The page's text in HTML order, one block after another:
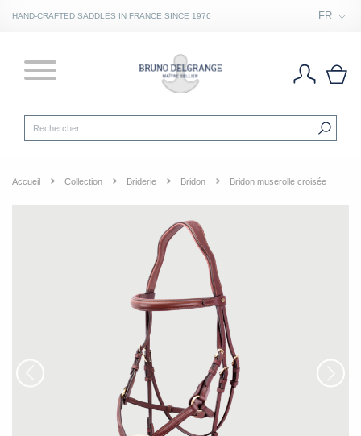
HAND-CRAFTED SADDLES IN FRANCE SINCE 1976 FR
Accueil Collection Briderie Bridon Bridon muserolle croisée